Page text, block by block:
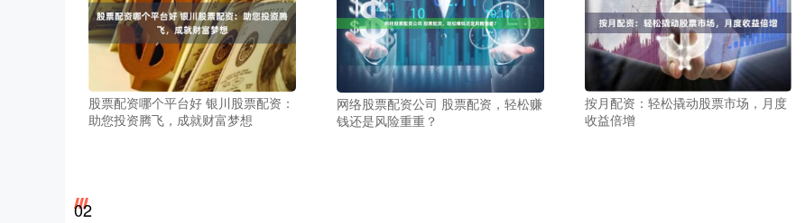
股票配资哪个平台好 银川股票配资：
助您投资腾飞，成就财富梦想
网络股票配资公司 股票配资，轻松赚
钱还是风险重重？
按月配资：轻松撬动股票市场，月度
收益倍增
02